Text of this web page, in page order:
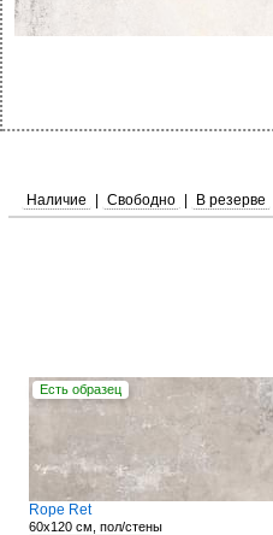
Наличие Свободно В резерве
Есть образец
Rope Ret
60x120 см, пол/стены